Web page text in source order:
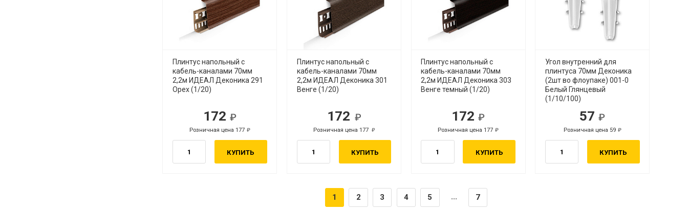
Плинтус напольный с
кабель-каналами 70мм
2,2м ИДЕАЛ Деконика 291
Орех (1/20)
172
Розничная цена 177
КУПИТЬ
Плинтус напольный с
кабель-каналами 70мм
2,2м ИДЕАЛ Деконика 301
Венге (1/20)
172
Розничная цена 177
КУПИТЬ
Плинтус напольный с
кабель-каналами 70мм
2,2м ИДЕАЛ Деконика 303
Венге темный (1/20)
172
руб.
Розничная цена 177
руб.
КУПИТЬ
Угол внутренний для
плинтуса 70мм Деконика
(2шт во флоупаке) 001-0
Белый Глянцевый
(1/10/100)
57
руб.
Розничная цена 59
руб.
КУПИТЬ
1 2 3 4 5 ... 7